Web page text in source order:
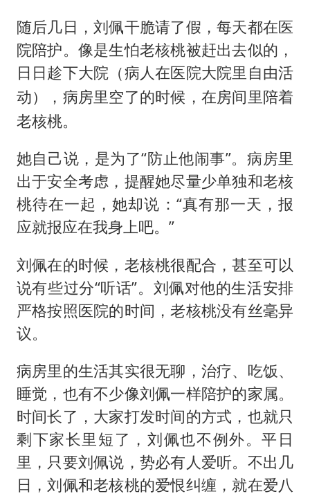
随后几日，刘佩干脆请了假，每天都在医
院陪护。像是生怕老核桃被赶出去似的，
日日趁下大院（病人在医院大院里自由活
动），病房里空了的时候，在房间里陪着
老核桃。
她自己说，是为了“防止他闹事”。病房里
出于安全考虑，提醒她尽量少单独和老核
桃待在一起，她却说：“真有那一天，报
应就报应在我身上吧。”
刘佩在的时候，老核桃很配合，甚至可以
说有些过分“听话”。刘佩对他的生活安排
严格按照医院的时间，老核桃没有丝毫异
议。
病房里的生活其实很无聊，治疗、吃饭、
睡觉，也有不少像刘佩一样陪护的家属。
时间长了，大家打发时间的方式，也就只
剩下家长里短了，刘佩也不例外。平日
里，只要刘佩说，势必有人爱听。不出几
日，刘佩和老核桃的爱恨纠缠，就在爱八